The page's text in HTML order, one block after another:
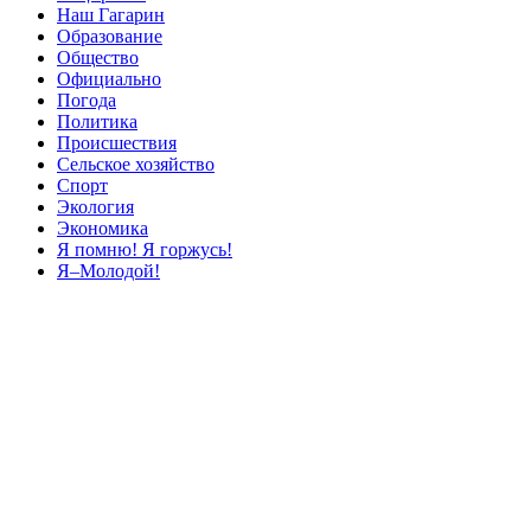
Наш Гагарин
Образование
Общество
Официально
Погода
Политика
Происшествия
Сельское хозяйство
Спорт
Экология
Экономика
Я помню! Я горжусь!
Я–Молодой!